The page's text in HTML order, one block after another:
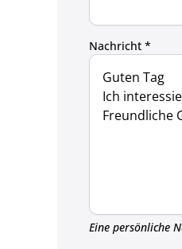
Nachricht *
Eine persönliche